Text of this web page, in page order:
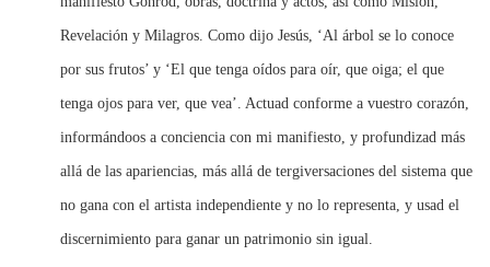
Revelación y Milagros. Como dijo Jesús, ‘Al árbol se lo conoce
por sus frutos’ y ‘El que tenga oídos para oír, que oiga; el que
tenga ojos para ver, que vea’. Actuad conforme a vuestro corazón,
informándoos a conciencia con mi manifiesto, y profundizad más
allá de las apariencias, más allá de tergiversaciones del sistema que
no gana con el artista independiente y no lo representa, y usad el
discernimiento para ganar un patrimonio sin igual.